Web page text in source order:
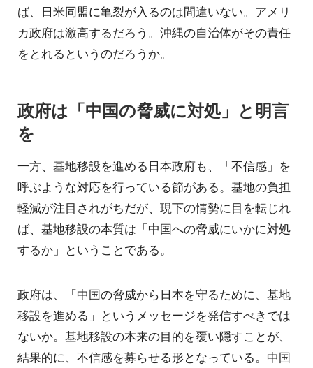
ば、日米同盟に亀裂が入るのは間違いない。アメリ
カ政府は激高するだろう。沖縄の自治体がその責任
をとれるというのだろうか。
政府は「中国の脅威に対処」と明言
を
一方、基地移設を進める日本政府も、「不信感」を
呼ぶような対応を行っている節がある。基地の負担
軽減が注目されがちだが、現下の情勢に目を転じれ
ば、基地移設の本質は「中国への脅威にいかに対処
するか」ということである。
政府は、「中国の脅威から日本を守るために、基地
移設を進める」というメッセージを発信すべきでは
ないか。基地移設の本来の目的を覆い隠すことが、
結果的に、不信感を募らせる形となっている。中国